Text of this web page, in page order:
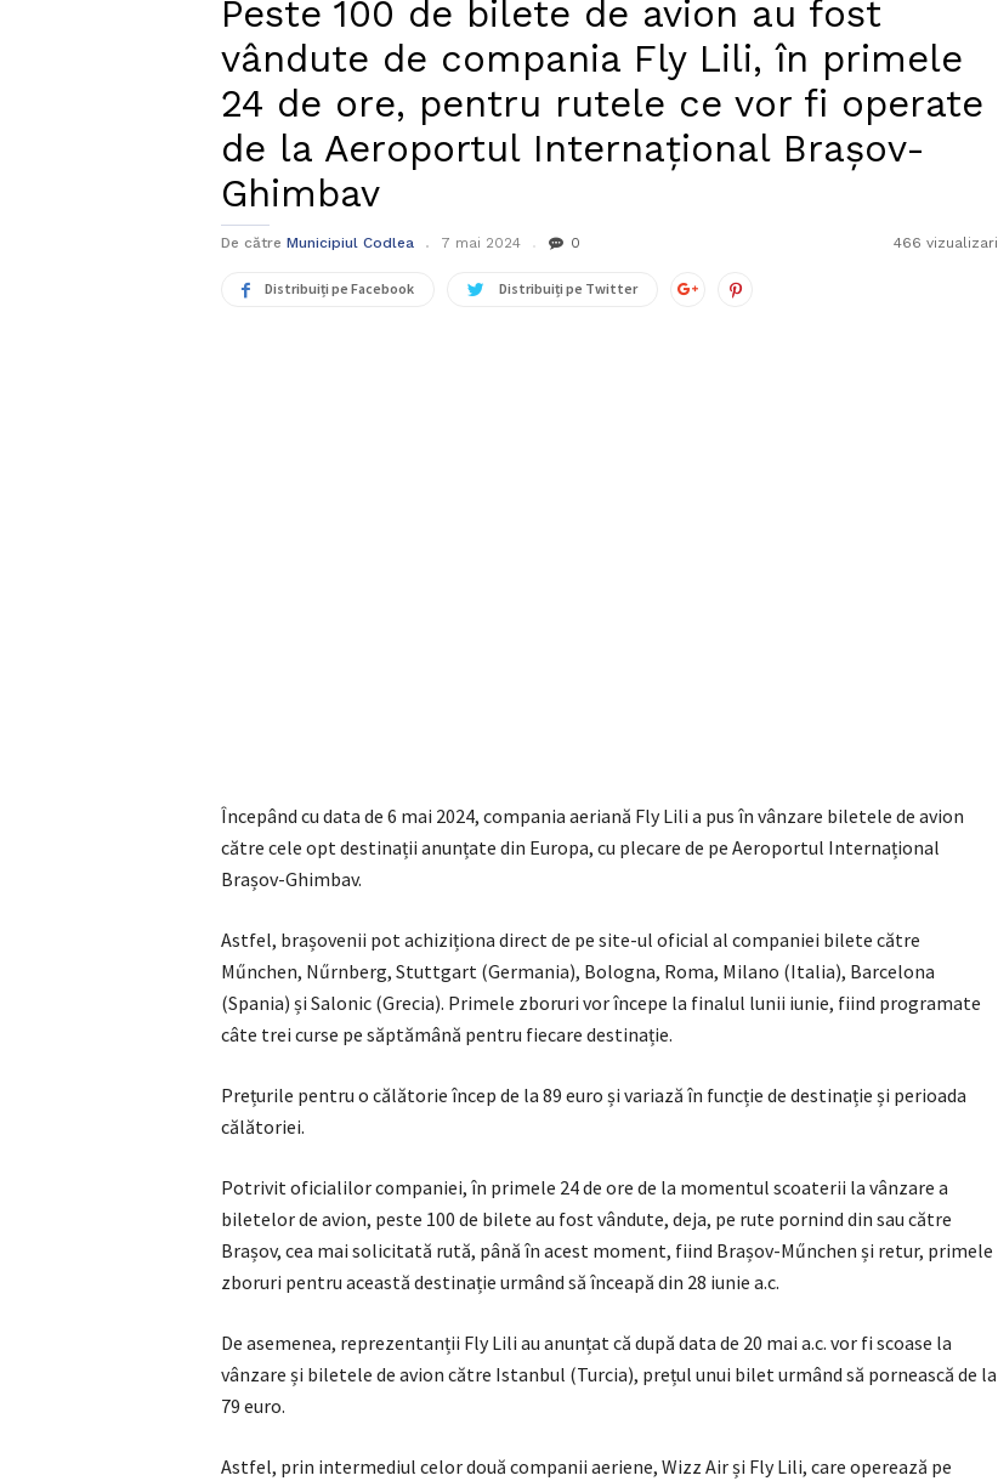
Peste 100 de bilete de avion au fost
vândute de compania Fly Lili, în primele
24 de ore, pentru rutele ce vor fi operate
de la Aeroportul Internațional Brașov-
Ghimbav
De către Municipiul Codlea 7 mai 2024 0 466 vizualizari
Distribuiți pe Facebook Distribuiți pe Twitter
Începând cu data de 6 mai 2024, compania aeriană Fly Lili a pus în vânzare biletele de avion
către cele opt destinații anunțate din Europa, cu plecare de pe Aeroportul Internațional
Brașov-Ghimbav.
Astfel, brașovenii pot achiziționa direct de pe site-ul oficial al companiei bilete către
Műnchen, Nűrnberg, Stuttgart (Germania), Bologna, Roma, Milano (Italia), Barcelona
(Spania) și Salonic (Grecia). Primele zboruri vor începe la finalul lunii iunie, fiind programate
câte trei curse pe săptămână pentru fiecare destinație.
Prețurile pentru o călătorie încep de la 89 euro și variază în funcție de destinație și perioada
călătoriei.
Potrivit oficialilor companiei, în primele 24 de ore de la momentul scoaterii la vânzare a
biletelor de avion, peste 100 de bilete au fost vândute, deja, pe rute pornind din sau către
Brașov, cea mai solicitată rută, până în acest moment, fiind Brașov-Műnchen și retur, primele
zboruri pentru această destinație urmând să înceapă din 28 iunie a.c.
De asemenea, reprezentanții Fly Lili au anunțat că după data de 20 mai a.c. vor fi scoase la
vânzare și biletele de avion către Istanbul (Turcia), prețul unui bilet urmând să pornească de la
79 euro.
Astfel, prin intermediul celor două companii aeriene, Wizz Air și Fly Lili, care operează pe